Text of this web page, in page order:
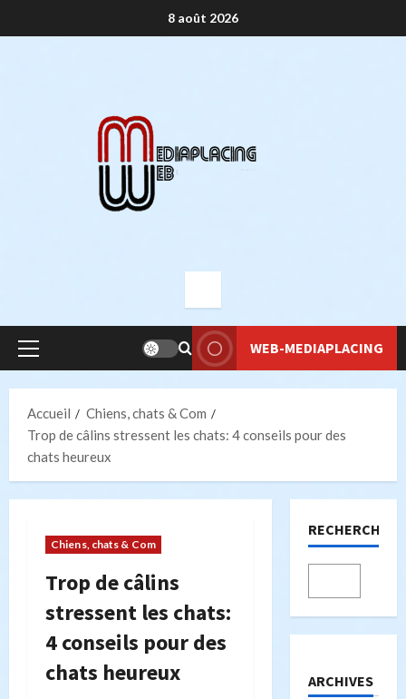
au
8 août 2026
Menu
WEB-MEDIAPLACING
Accueil
Chiens, chats & Com
Trop de câlins stressent les chats: 4 conseils pour des
chats heureux
Chiens, chats & Com
Trop de câlins
stressent les chats:
4 conseils pour des
chats heureux
RECHERCHER
ARCHIVES